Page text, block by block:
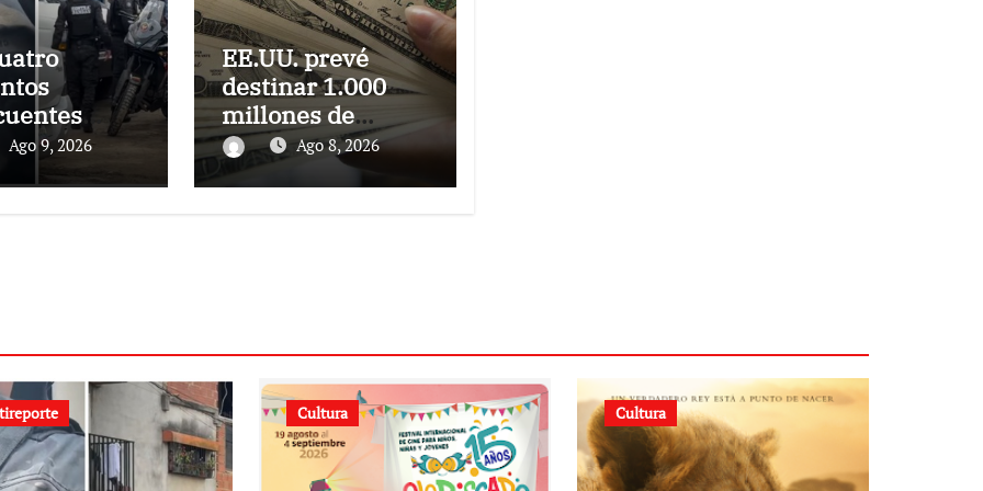
Ago 9, 2026
EE.UU. prevé
destinar 1.000
millones de
dólares a
Colombia para un
Ago 8, 2026
Cultura Cultura